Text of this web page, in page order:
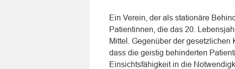
Ein Verein, der als stationäre
Patientinnen, die das 20.
Mittel. Gegenüber der gesetzlichen
dass die geistig behinderten
Einsichtsfähigkeit in die